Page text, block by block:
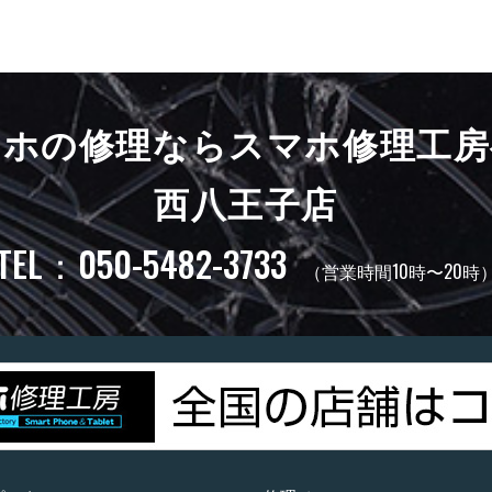
の修理ならスマホ修理工
西八王子店
：050-5482-3733 （営業時間10時〜20時